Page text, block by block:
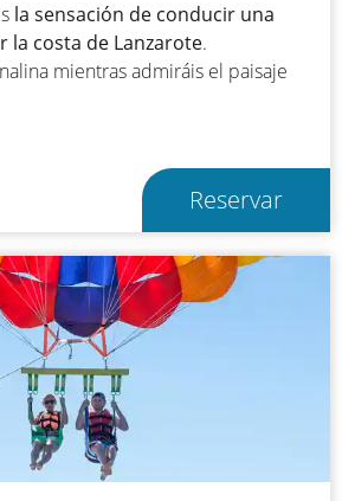
la sensación de conducir una
la costa de Lanzarote.
mientras admiráis el paisaje
Reservar